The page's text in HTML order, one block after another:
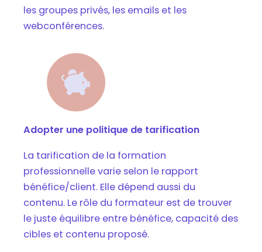
les groupes privés, les emails et les
webconférences.
Adopter une politique de tarification
La tarification de la formation
professionnelle varie selon le rapport
bénéfice/client. Elle dépend aussi du
contenu. Le rôle du formateur est de trouver
le juste équilibre entre bénéfice, capacité des
cibles et contenu proposé.